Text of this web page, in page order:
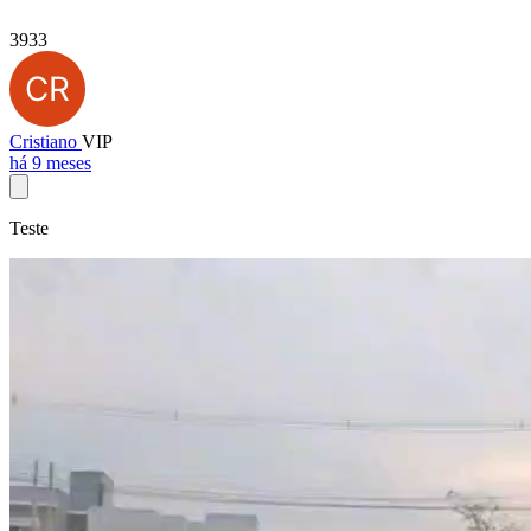
3933
Cristiano VIP
há 9 meses
Teste